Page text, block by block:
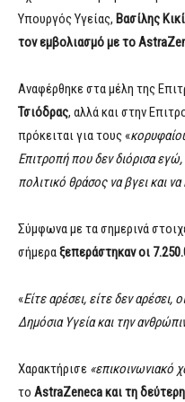
Υπουργός Υγείας, Βασίλης
τον εμβολιασμό με το
Αναφέρθηκε στα μέλη της
Τσιόδρας, αλλά και στην
πρόκειται για τους «
Επιτροπή που δεν διόρισα
πολιτικό θράσος να βγει και
Σύμφωνα με τα σημερινά
σήμεραξεπεράστηκαν οι
«Είτε αρέσει, είτε δεν
Δημόσια Υγεία και την
Χαρακτήρισε «επικοινωνιακό
το AstraZeneca και τη